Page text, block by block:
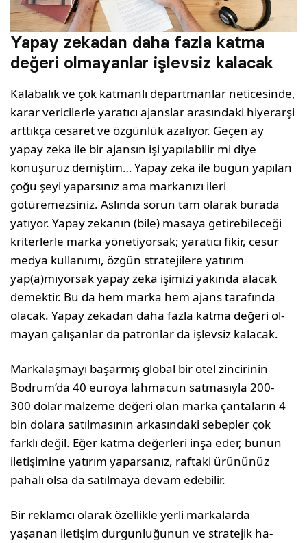
Yapay zekadan daha fazla katma
değeri olmayanlar işlevsiz kalacak
Kalabalık ve çok katmanlı departmanlar netice­sinde,
karar vericilerle yaratıcı ajanslar arasındaki hiyerarşi
arttıkça cesaret ve özgünlük azalıyor. Ge­çen ay
yapay zeka ile bir ajansın işi yapılabilir mi diye
konuşuruz demiştim… Yapay zeka ile bugün yapılan
çoğu şeyi yaparsınız ama markanızı ileri
götüremezsiniz. Aslında sorun tam olarak burada
yatıyor. Yapay zekanın (bile) masaya getirebile­ceği
kriterlerle marka yönetiyorsak; yaratıcı fikir, cesur
medya kullanımı, özgün stratejilere yatırım
yap(a)mıyorsak yapay zeka işimizi yakında alacak
demektir. Bu da hem marka hem ajans tarafında
olacak. Yapay zekadan daha fazla katma değeri ol­
mayan çalışanlar da patronlar da işlevsiz kalacak.
Markalaşmayı başarmış global bir otel zincirinin
Bodrum’da 40 euroya lahmacun satmasıyla 200-
300 dolar malzeme değeri olan marka çantaların 4
bin dolara satılmasının arkasındaki sebepler çok
farklı değil. Eğer katma değerleri inşa eder, bunun
iletişimine yatırım yaparsanız, raftaki ürününüz
pahalı olsa da satılmaya devam edebilir.
Bir reklamcı olarak özellikle yerli markalarda
yaşanan iletişim durgunluğunun ve stratejik ha­